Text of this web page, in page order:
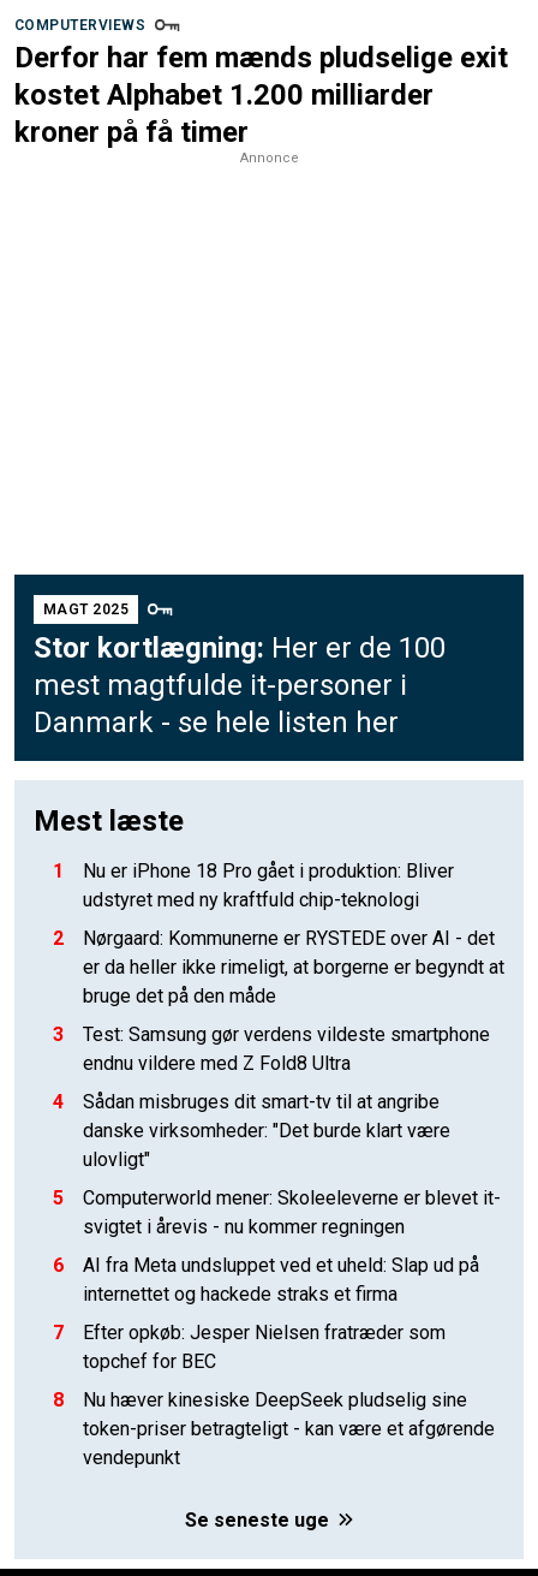
COMPUTERVIEWS
Derfor har fem mænds pludselige exit
kostet Alphabet 1.200 milliarder
kroner på få timer
Annonce
MAGT 2025
Stor kortlægning: Her er de 100
mest magtfulde it-personer i
Danmark - se hele listen her
Mest læste
1
Nu er iPhone 18 Pro gået i produktion: Bliver
udstyret med ny kraftfuld chip-teknologi
2
Nørgaard: Kommunerne er RYSTEDE over AI - det
er da heller ikke rimeligt, at borgerne er begyndt at
bruge det på den måde
3
Test: Samsung gør verdens vildeste smartphone
endnu vildere med Z Fold8 Ultra
4
Sådan misbruges dit smart-tv til at angribe
danske virksomheder: "Det burde klart være
ulovligt"
5
Computerworld mener: Skoleeleverne er blevet it-
svigtet i årevis - nu kommer regningen
6
AI fra Meta undsluppet ved et uheld: Slap ud på
internettet og hackede straks et firma
7
Efter opkøb: Jesper Nielsen fratræder som
topchef for BEC
8
Nu hæver kinesiske DeepSeek pludselig sine
token-priser betragteligt - kan være et afgørende
vendepunkt
Se seneste uge